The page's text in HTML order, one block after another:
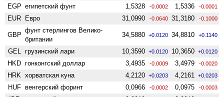
EGP египетский фунт 1,5328 -0.0002 1,5336 -0.0001
EUR Евро 31,0990 -0.0640 31,3180 -0.1000
GBP
фунт стерлингов Велико­
британии
34,5880 +0.0120 34,8810 +0.1140
GEL грузинский лари 10,3590 +0.0120 10,3650 +0.0120
HKD гонконгский доллар 3,4935 -0.0009 3,4979 -0.0020
HRK хорватская куна 4,2120 +0.0203 4,2161 +0.0203
HUF венгерский форинт 0,0966 -0.0002 0,0975 -0.0003